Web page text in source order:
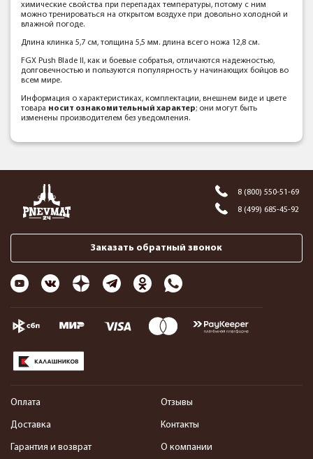
химические свойства при перепадах температуры, потому с ним
можно тренироваться на открытом воздухе при довольно холодной и
влажной погоде.
Длина клинка 5,7 см, толщина 5,5 мм. длина всего ножа 12,8 см.
FGX Push Blade II, как и боевые собратья, отличаются надежностью,
долговечностью и пользуются популярность у начинающих бойцов во
всем мире.
Информация о характеристиках, комплектации, внешнем виде и цвете
товара носит ознакомительный характер; они могут быть
изменены производителем без уведомления.
8 (800) 550-51-69
8 (499) 685-45-92
Заказать обратный звонок
Оплата
Доставка
Гарантия и возврат
Отзывы
Контакты
О компании